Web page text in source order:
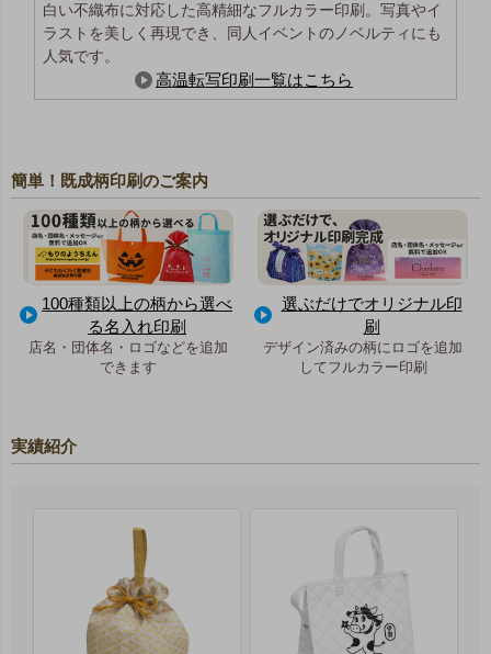
白い不織布に対応した高精細なフルカラー印刷。写真やイ
ラストを美しく再現でき、同人イベントのノベルティにも
人気です。
高温転写印刷一覧はこちら
簡単！既成柄印刷のご案内
100種類以上の柄から選べ
る名入れ印刷
店名・団体名・ロゴなどを追加
できます
選ぶだけでオリジナル印
刷
デザイン済みの柄にロゴを追加
してフルカラー印刷
実績紹介